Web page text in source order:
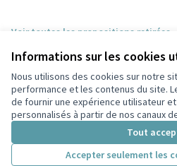
Informations sur les cookies
Nous utilisons des cookies sur notre
performance et les contenus du site.
de fournir une expérience utilisateur
personnalisés à partir de nos canaux
Tout
Accepter seulement les
Voir toutes les propositions retirées
Conditions d'utilisation
Paramètres des cookies
Participez Villeurbanne sur X
(Lien externe)
Participez Villeurbanne sur
Participez Villeurbanne sur
Participez Villeurbanne
(Lien externe)